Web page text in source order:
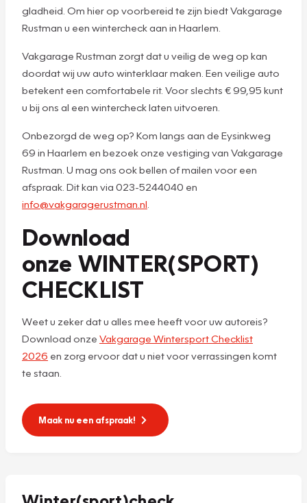
gladheid. Om hier op voorbereid te zijn biedt Vakgarage
Rustman u een wintercheck aan in Haarlem.
Vakgarage Rustman zorgt dat u veilig de weg op kan
doordat wij uw auto winterklaar maken. Een veilige auto
betekent een comfortabele rit. Voor slechts € 99,95 kunt
u bij ons al een wintercheck laten uitvoeren.
Onbezorgd de weg op? Kom langs aan de Eysinkweg
69 in Haarlem en bezoek onze vestiging van Vakgarage
Rustman. U mag ons ook bellen of mailen voor een
afspraak. Dit kan via 023-5244040 en
info@vakgaragerustman.nl
Download
onze WINTER(SPORT)
CHECKLIST
Weet u zeker dat u alles mee heeft voor uw autoreis?
Download onze Vakgarage Wintersport Checklist
2026 en zorg ervoor dat u niet voor verrassingen komt
te staan.
Maak nu een afspraak!